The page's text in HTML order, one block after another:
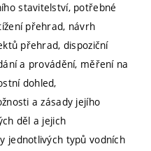
stavitelství, potřebné
přehrad, návrh
přehrad, dispoziční
a provádění, měření na
dohled,
a zásady jejího
děl a jejich
jednotlivých typů vodních